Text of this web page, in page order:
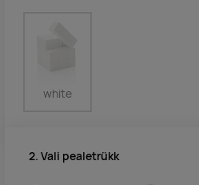
white
2. Vali pealetrükk